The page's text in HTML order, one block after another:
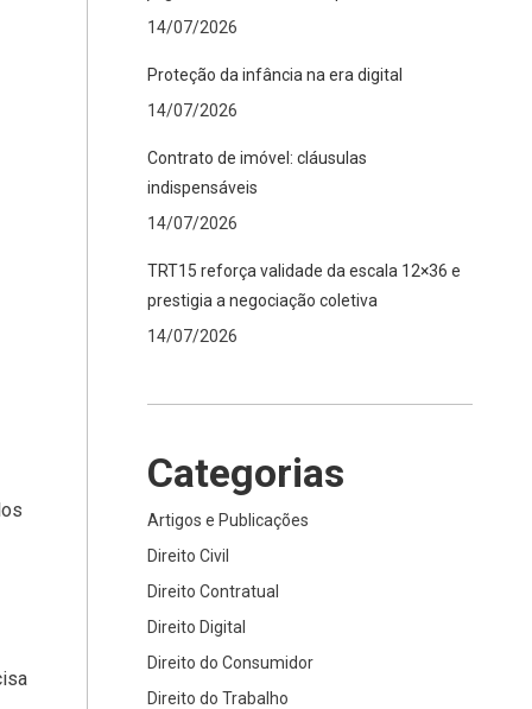
14/07/2026
Proteção da infância na era digital
14/07/2026
Contrato de imóvel: cláusulas
indispensáveis
14/07/2026
TRT15 reforça validade da escala 12×36 e
prestigia a negociação coletiva
14/07/2026
Categorias
Artigos e Publicações
Direito Civil
Direito Contratual
Direito Digital
Direito do Consumidor
Direito do Trabalho